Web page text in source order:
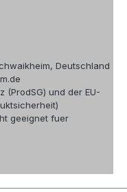
Deutschland
(ProdSG) und der EU-
geeignet fuer